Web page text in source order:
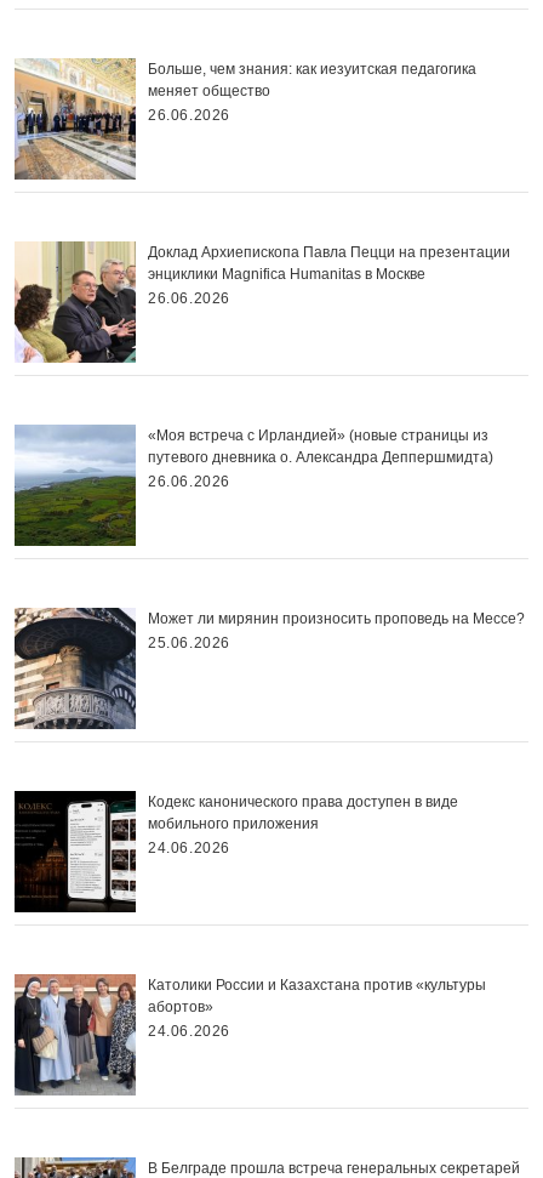
Больше, чем знания: как иезуитская педагогика
меняет общество
26.06.2026
Доклад Архиепископа Павла Пецци на презентации
энциклики Magnifica Нumanitas в Москве
26.06.2026
«Моя встреча с Ирландией» (новые страницы из
путевого дневника о. Александра Деппершмидта)
26.06.2026
Может ли мирянин произносить проповедь на Мессе?
25.06.2026
Кодекс канонического права доступен в виде
мобильного приложения
24.06.2026
Католики России и Казахстана против «культуры
абортов»
24.06.2026
В Белграде прошла встреча генеральных секретарей